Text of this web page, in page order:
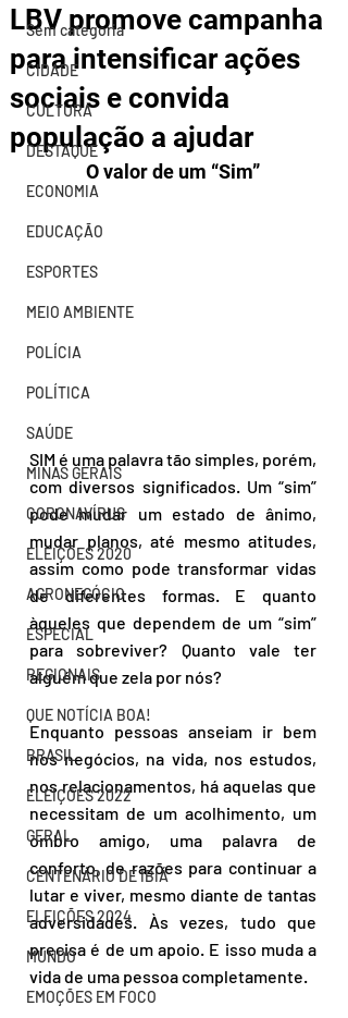
Sem categoria
CIDADE
CULTURA
DESTAQUE
ECONOMIA
EDUCAÇÃO
ESPORTES
MEIO AMBIENTE
POLÍCIA
POLÍTICA
SAÚDE
MINAS GERAIS
CORONAVÍRUS
ELEIÇÕES 2020
AGRONEGÓCIO
ESPECIAL
REGIONAIS
QUE NOTÍCIA BOA!
BRASIL
ELEIÇÕES 2022
GERAL
CENTENÁRIO DE IBIÁ
ELEIÇÕES 2024
MUNDO
EMOÇÕES EM FOCO
LBV promove campanha
para intensificar ações
sociais e convida
população a ajudar
O valor de um “Sim”
SIM é uma palavra tão simples, porém,
com diversos significados. Um “sim”
pode mudar um estado de ânimo,
mudar planos, até mesmo atitudes,
assim como pode transformar vidas
de diferentes formas. E quanto
àqueles que dependem de um “sim”
para sobreviver? Quanto vale ter
alguém que zela por nós?
Enquanto pessoas anseiam ir bem
nos negócios, na vida, nos estudos,
nos relacionamentos, há aquelas que
necessitam de um acolhimento, um
ombro amigo, uma palavra de
conforto, de razões para continuar a
lutar e viver, mesmo diante de tantas
adversidades. Às vezes, tudo que
precisa é de um apoio. E isso muda a
vida de uma pessoa completamente.